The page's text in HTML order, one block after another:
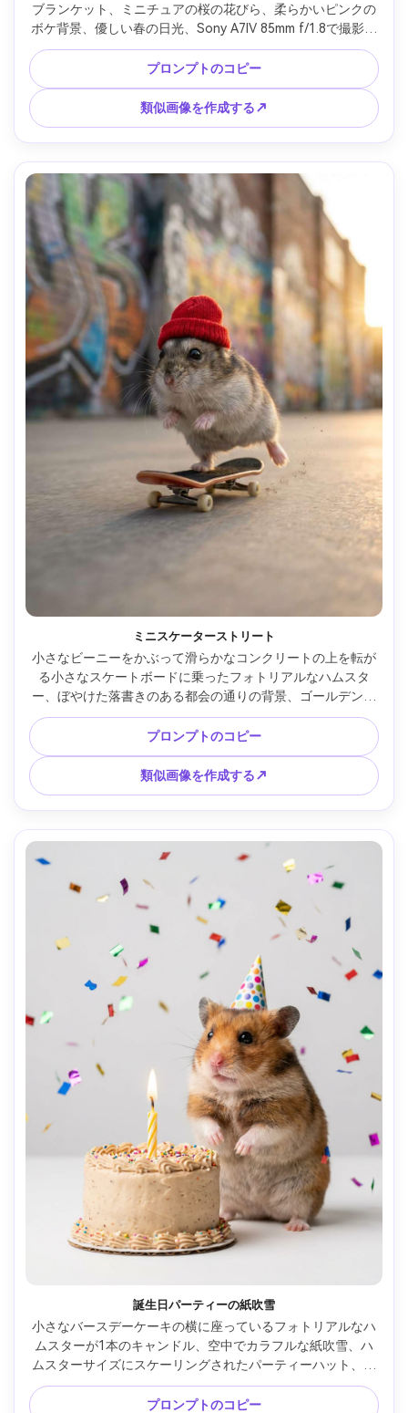
ブランケット、ミニチュアの桜の花びら、柔らかいピンクの
ボケ背景、優しい春の日光、Sony A7IV 85mm f/1.8で撮影、
クローズフレーミング、夢のようなパステルグレーディン
グ、細部まで細かい毛皮とヒゲ、甘い穏やかなムード --ar
4:5
プロンプトのコピー
類似画像を作成する↗
ミニスケーターストリート
小さなビーニーをかぶって滑らかなコンクリートの上を転が
る小さなスケートボードに乗ったフォトリアルなハムスタ
ー、ぼやけた落書きのある都会の通りの背景、ゴールデンア
ワーのサイドライト、ダイナミックモーションフリーズ、
Canon R5 35mm f/1.8で撮影、ローアングル、鮮明な被写
体、エネルギッシュな雰囲気、超リアルな毛皮と足のディテ
ール --ar 4:5
プロンプトのコピー
類似画像を作成する↗
誕生日パーティーの紙吹雪
小さなバースデーケーキの横に座っているフォトリアルなハ
ムスターが1本のキャンドル、空中でカラフルな紙吹雪、ハ
ムスターサイズにスケーリングされたパーティーハット、明
るいスタジオ照明、きれいな背景、Nikon Z9 70mmで撮影、
シャープな焦点、鮮やかなカラーグレーディング、愛らしい
プロンプトのコピー